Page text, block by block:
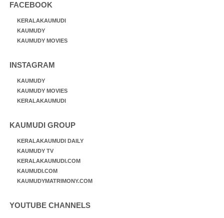
FACEBOOK
KERALAKAUMUDI
KAUMUDY
KAUMUDY MOVIES
INSTAGRAM
KAUMUDY
KAUMUDY MOVIES
KERALAKAUMUDI
KAUMUDI GROUP
KERALAKAUMUDI DAILY
KAUMUDY TV
KERALAKAUMUDI.COM
KAUMUDI.COM
KAUMUDYMATRIMONY.COM
YOUTUBE CHANNELS